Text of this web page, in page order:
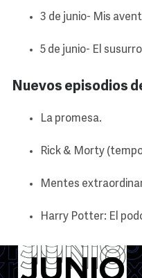
3 de junio- Mis
5 de junio- El
Nuevos episodios
La promesa.
Rick & Morty
Mentes
Harry Potter: El